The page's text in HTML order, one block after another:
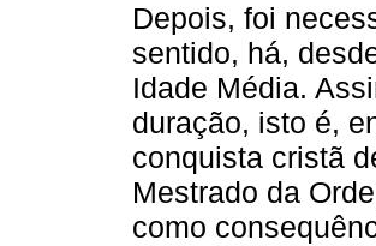
Depois, foi
sentido, há,
Idade Média.
duração, isto é,
conquista cristã
Mestrado da
como